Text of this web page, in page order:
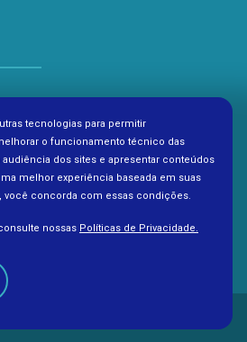
tecnologias para permitir
o funcionamento técnico das
audiência dos sites e apresentar conteúdos
melhor experiência baseada em suas
você concorda com essas condições.
nossas Políticas de Privacidade.